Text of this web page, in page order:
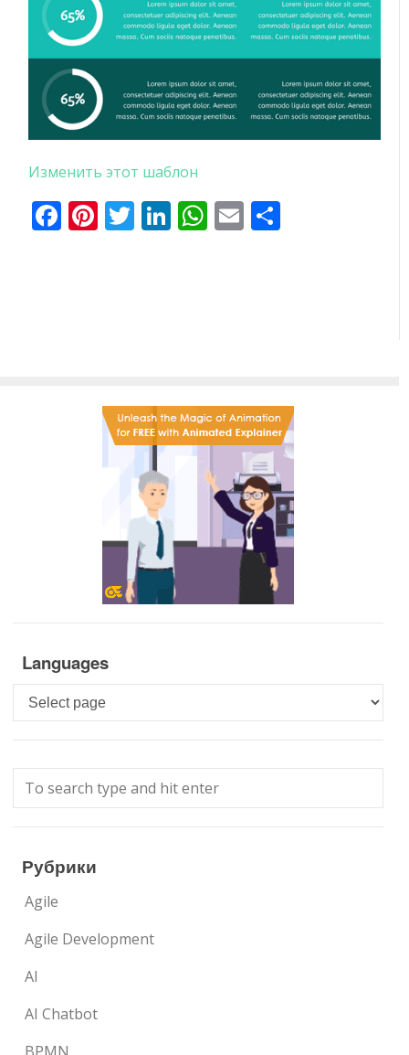
Изменить этот шаблон
Facebook
Pinterest
Twitter
LinkedIn
WhatsApp
Email
Languages
Languages
Рубрики
Agile
Agile Development
AI
AI Chatbot